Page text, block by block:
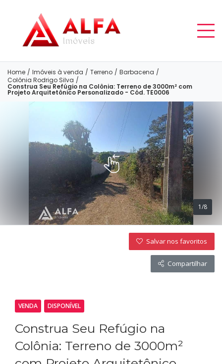
Home / Imóveis à venda / Terreno / Barbacena /
Colônia Rodrigo Silva /
Construa Seu Refúgio na Colônia: Terreno de 3000m² com
Projeto Arquitetônico Personalizado - Cód. TE0006
1/8
Salvar nos favoritos
Compartilhar
VENDA DISPONÍVEL
Construa Seu Refúgio na
Colônia: Terreno de 3000m²